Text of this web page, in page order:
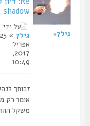
shadow
על ידי
» 25
אפריל
2017,
10:49
זכותך לנהל
אומר רק משהו
משקל ההדק,